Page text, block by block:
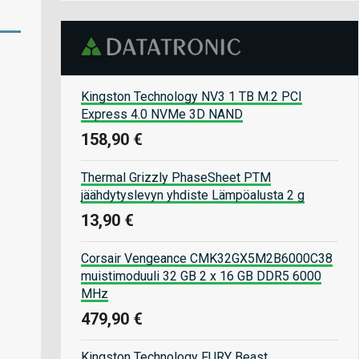
Kingston Technology NV3 1 TB M.2 PCI
Express 4.0 NVMe 3D NAND
158,90 €
Thermal Grizzly PhaseSheet PTM
jäähdytyslevyn yhdiste Lämpöalusta 2 g
13,90 €
Corsair Vengeance CMK32GX5M2B6000C38
muistimoduuli 32 GB 2 x 16 GB DDR5 6000
MHz
479,90 €